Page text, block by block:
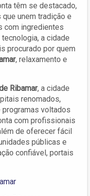
têm se destacado,
unem tradição e
com ingredientes
a cidade
procurado por quem
, relaxamento e
Ribamar, a cidade
renomados,
voltados
com profissionais
de oferecer fácil
públicas e
confiável, portais